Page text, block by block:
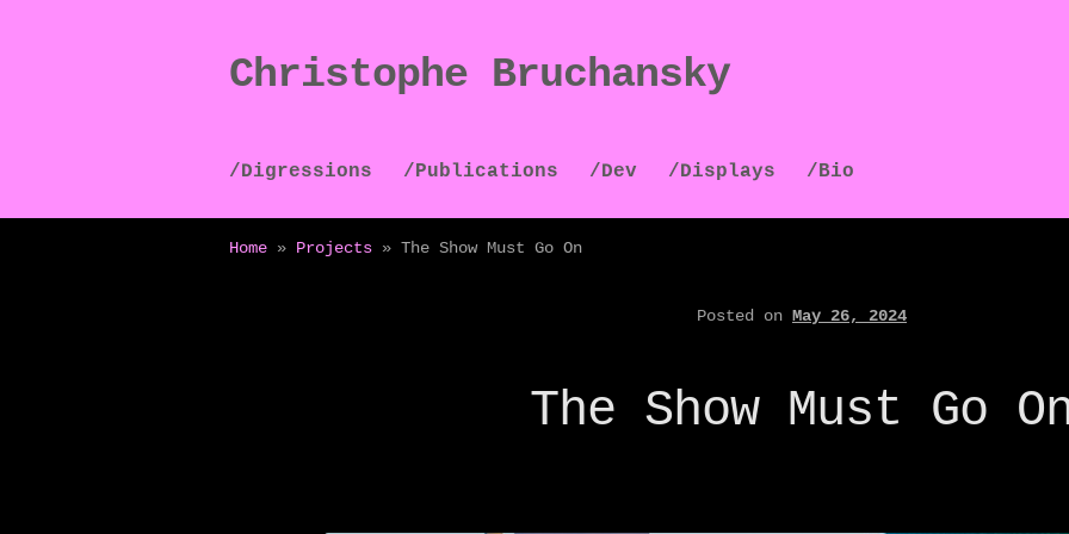
Skip
to
Skip
to
Christophe Bruchansky
/Digressions /Publications /Dev /Displays /Bio
Home » Projects » The Show Must Go On
Posted on May 26, 2024
The Show Must Go